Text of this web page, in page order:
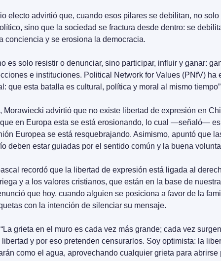
electo advirtió que, cuando esos pilares se debilitan, no solo
sino que la sociedad se fractura desde dentro: se
conciencia y se erosiona la democracia.
es solo resistir o denunciar, sino participar, influir y ganar:
e instituciones. Political Network for Values (PNfV) ha
que esta batalla es cultural, política y moral al mismo
Morawiecki advirtió que no existe libertad de expresión en
en Europa esta se está erosionando, lo cual —señaló—
Europea se está resquebrajando. Asimismo, apuntó que
deben estar guiadas por el sentido común y la buena
recordó que la libertad de expresión está ligada al
y a los valores cristianos, que están en la base de
que hoy, cuando alguien se posiciona a favor de la
con la intención de silenciar su mensaje.
grieta en el muro es cada vez más grande; cada vez
y por eso pretenden censurarlos. Soy optimista: la
como el agua, aprovechando cualquier grieta para abrirse